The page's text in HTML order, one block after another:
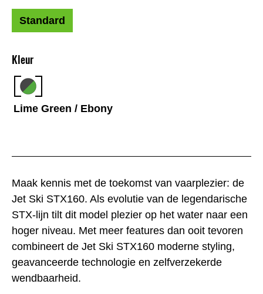
Maak kennis met de toekomst van vaarplezier: de
Jet Ski STX160. Als evolutie van de legendarische
STX-lijn tilt dit model plezier op het water naar een
hoger niveau. Met meer features dan ooit tevoren
combineert de Jet Ski STX160 moderne styling,
geavanceerde technologie en zelfverzekerde
wendbaarheid.
Kleur
Lime Green / Ebony
Standard